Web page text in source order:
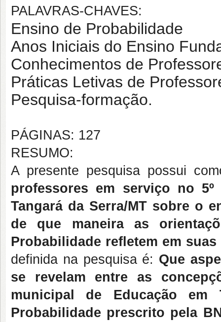
PALAVRAS-CHAVES:
Ensino de Probabilidade
Anos Iniciais do Ensino
Conhecimentos de
Práticas Letivas de
Pesquisa-formação.
PÁGINAS: 127
RESUMO:
A presente pesquisa possui
professores em serviço no
Tangará da Serra/MT sobre o
de que maneira as
Probabilidade refletem em
definida na pesquisa é: Que
se revelam entre as
municipal de Educação em
Probabilidade prescrito pela